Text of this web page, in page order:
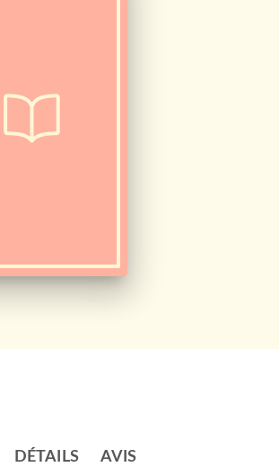
DÉTAILS AVIS